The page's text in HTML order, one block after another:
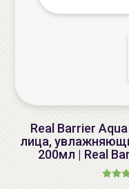
Real Barrier
лица,
200мл | Real